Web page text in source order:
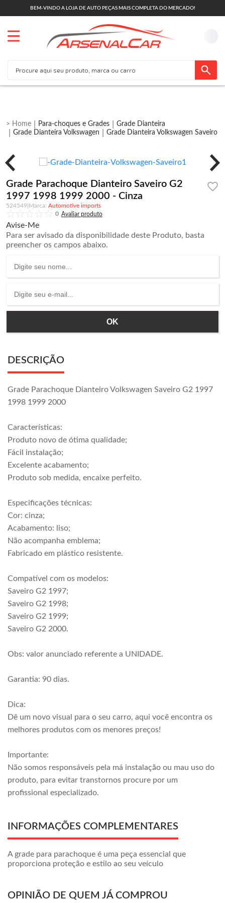
BEM-VINDO A LOJA DE AUTO PEÇAS MAIS COMPLETA DO MERCADO!
Para-choques e Grades
Grade Dianteira
Grade Dianteira Volkswagen
Grade Dianteira Volkswagen Saveiro
Grade Parachoque Dianteiro Saveiro G2
1997 1998 1999 2000 - Cinza
524549
Automotive imports
0
Avise-Me
Para ser avisado da disponibilidade deste Produto, basta
preencher os campos abaixo.
DESCRIÇÃO
Grade Parachoque Dianteiro Volkswagen Saveiro G2 1997
1998 1999 2000
Características:
Produto novo de ótima qualidade;
Fácil instalação;
Excelente acabamento;
Produto sob medida, encaixe perfeito.
Especificações técnicas:
Cor: cinza;
Acabamento: liso;
Não acompanha emblema;
Fabricado em plástico resistente.
Compatível com os modelos:
Saveiro G2 1997;
Saveiro G2 1998;
Saveiro G2 1999;
Saveiro G2 2000.
Obs: valor anunciado referente a UNIDADE.
Garantia: 90 dias.
Dica:
Dê um novo visual para o seu carro, aqui você encontra os
melhores produtos com os menores preços!
Importante:
Não somos responsáveis pela má instalação ou mau uso do
produto, para evitar transtornos procure por um
profissional especializado.
INFORMAÇÕES COMPLEMENTARES
A grade para parachoque é uma peça essencial que
proporciona proteção e estilo ao seu veículo
OPINIÃO DE QUEM JÁ COMPROU